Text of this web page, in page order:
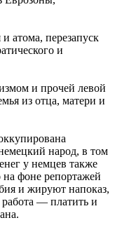
атома, перезапуск
и
и прочей левой
из отца, матери и
народ, в том
у немцев также
на фоне репортажей
и жируют напоказ,
— платить и